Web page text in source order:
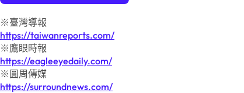
※臺灣導報
https://taiwanreports.com/
※鷹眼時報
https://eagleeyedaily.com/
※圓周傳媒
https://surroundnews.com/